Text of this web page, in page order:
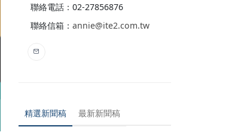
聯絡電話：02-27856876
聯絡信箱： annie@ite2.com.tw
精選新聞稿 最新新聞稿